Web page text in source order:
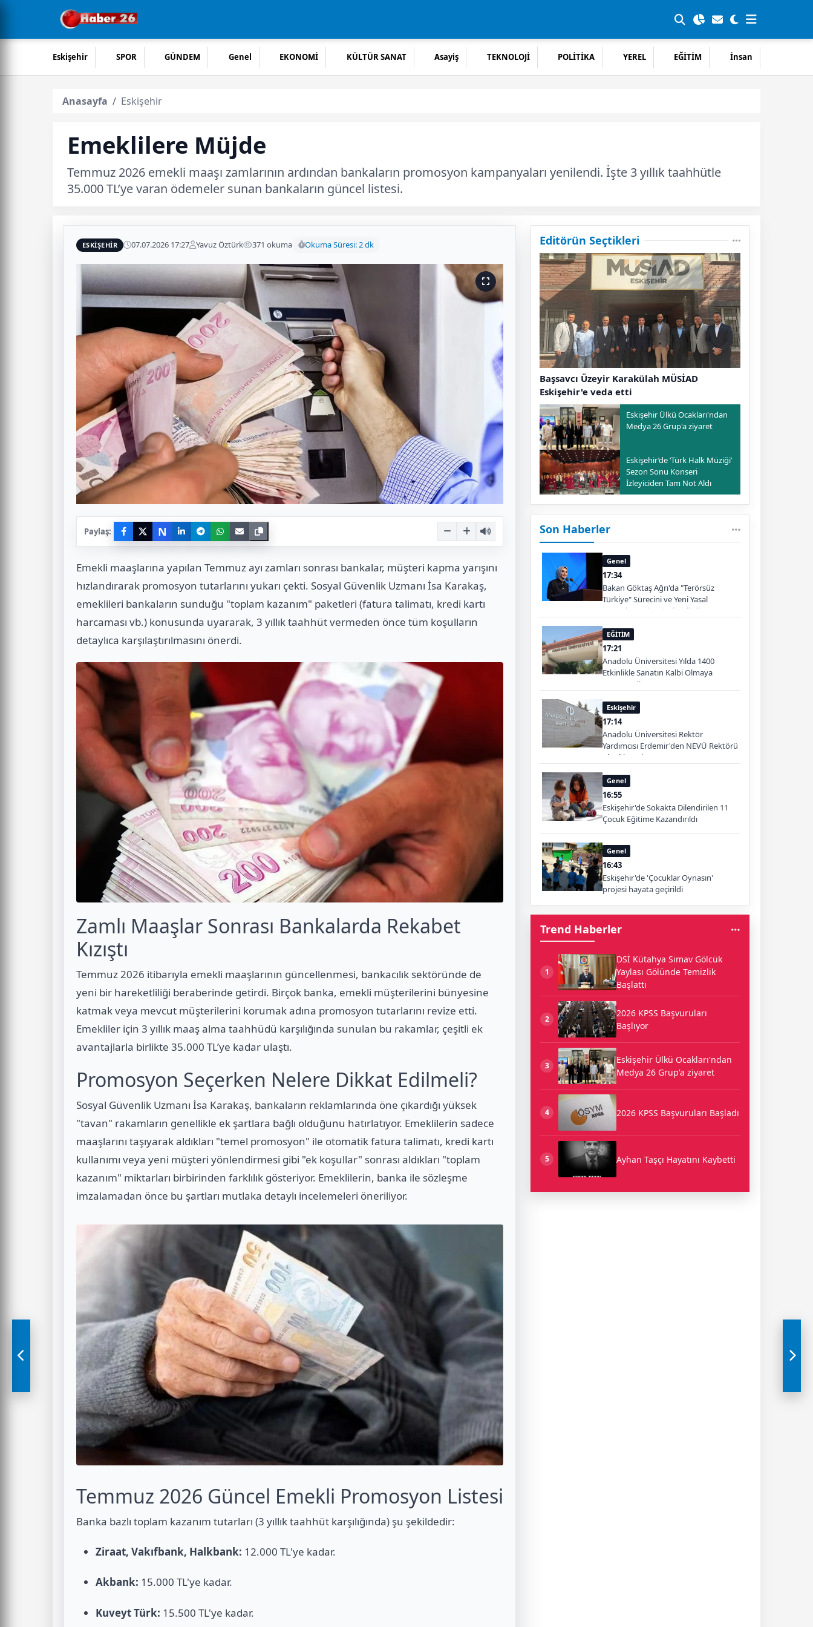
Eskişehir SPOR GÜNDEM Genel EKONOMİ KÜLTÜR SANAT Asayiş TEKNOLOJİ POLİTİKA YEREL EĞİTİM İnsan
Anasayfa Eskişehir
Emeklilere Müjde
Temmuz 2026 emekli maaşı zamlarının ardından bankaların promosyon kampanyaları yenilendi. İşte 3 yıllık taahhütle
35.000 TL’ye varan ödemeler sunan bankaların güncel listesi.
ESKIŞEHIR 07.07.2026 17:27 Yavuz Öztürk 371 okuma Okuma Süresi: 2 dk
Paylaş: N
Emekli maaşlarına yapılan Temmuz ayı zamları sonrası bankalar, müşteri kapma yarışını
hızlandırarak promosyon tutarlarını yukarı çekti. Sosyal Güvenlik Uzmanı İsa Karakaş,
emeklileri bankaların sunduğu "toplam kazanım" paketleri (fatura talimatı, kredi kartı
harcaması vb.) konusunda uyararak, 3 yıllık taahhüt vermeden önce tüm koşulların
detaylıca karşılaştırılmasını önerdi.
Zamlı Maaşlar Sonrası Bankalarda Rekabet
Kızıştı
Temmuz 2026 itibarıyla emekli maaşlarının güncellenmesi, bankacılık sektöründe de
yeni bir hareketliliği beraberinde getirdi. Birçok banka, emekli müşterilerini bünyesine
katmak veya mevcut müşterilerini korumak adına promosyon tutarlarını revize etti.
Emekliler için 3 yıllık maaş alma taahhüdü karşılığında sunulan bu rakamlar, çeşitli ek
avantajlarla birlikte 35.000 TL’ye kadar ulaştı.
Promosyon Seçerken Nelere Dikkat Edilmeli?
Sosyal Güvenlik Uzmanı İsa Karakaş, bankaların reklamlarında öne çıkardığı yüksek
"tavan" rakamların genellikle ek şartlara bağlı olduğunu hatırlatıyor. Emeklilerin sadece
maaşlarını taşıyarak aldıkları "temel promosyon" ile otomatik fatura talimatı, kredi kartı
kullanımı veya yeni müşteri yönlendirmesi gibi "ek koşullar" sonrası aldıkları "toplam
kazanım" miktarları birbirinden farklılık gösteriyor. Emeklilerin, banka ile sözleşme
imzalamadan önce bu şartları mutlaka detaylı incelemeleri öneriliyor.
Temmuz 2026 Güncel Emekli Promosyon Listesi
Banka bazlı toplam kazanım tutarları (3 yıllık taahhüt karşılığında) şu şekildedir:
Ziraat, Vakıfbank, Halkbank: 12.000 TL'ye kadar.
Akbank: 15.000 TL'ye kadar.
Kuveyt Türk: 15.500 TL'ye kadar.
Editörün Seçtikleri
Başsavcı Üzeyir Karakülah MÜSİAD
Eskişehir'e veda etti
Eskişehir Ülkü Ocakları'ndan
Medya 26 Grup'a ziyaret
Eskişehir’de ‘Türk Halk Müziği’
Sezon Sonu Konseri
İzleyiciden Tam Not Aldı
Son Haberler
Genel
17:34
Bakan Göktaş Ağrı'da "Terörsüz
Türkiye" Sürecini ve Yeni Yasal
Düzenlemeyi Değerlendirdi
EĞİTİM
17:21
Anadolu Üniversitesi Yılda 1400
Etkinlikle Sanatın Kalbi Olmaya
Devam Ediyor
Eskişehir
17:14
Anadolu Üniversitesi Rektör
Yardımcısı Erdemir'den NEVÜ Rektörü
Aktekin'e Ziyaret
Genel
16:55
Eskişehir'de Sokakta Dilendirilen 11
Çocuk Eğitime Kazandırıldı
Genel
16:43
Eskişehir'de 'Çocuklar Oynasın'
projesi hayata geçirildi
Trend Haberler
1
DSİ Kütahya Simav Gölcük
Yaylası Gölünde Temizlik
Başlattı
2
2026 KPSS Başvuruları
Başlıyor
3
Eskişehir Ülkü Ocakları'ndan
Medya 26 Grup'a ziyaret
4 2026 KPSS Başvuruları Başladı
5 Ayhan Taşçı Hayatını Kaybetti